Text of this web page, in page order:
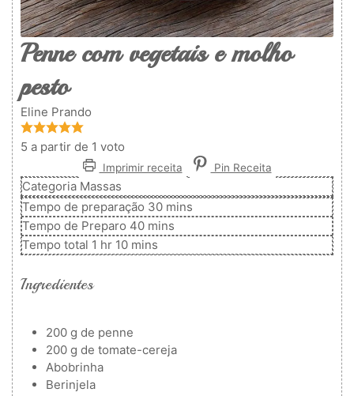
Penne com vegetais e molho
pesto
Eline Prando
5 a partir de 1 voto
Imprimir receita Pin Receita
Categoria Massas
Tempo de preparação 30minutos
mins
Tempo de Preparo 40minutos
mins
Tempo total 1 hora
hr 10minutos
mins
Ingredientes
200 g de penne
200 g de tomate-cereja
Abobrinha
Berinjela